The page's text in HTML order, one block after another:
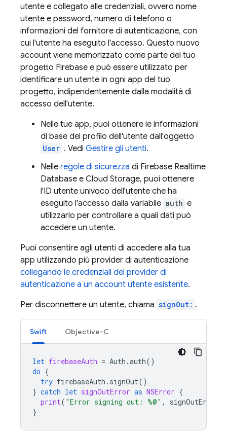
utente e collegato alle credenziali, ovvero nome
utente e password, numero di telefono o
informazioni del fornitore di autenticazione, con
cui l'utente ha eseguito l'accesso. Questo nuovo
account viene memorizzato come parte del tuo
progetto Firebase e può essere utilizzato per
identificare un utente in ogni app del tuo
progetto, indipendentemente dalla modalità di
accesso dell'utente.
Nelle tue app, puoi ottenere le informazioni
di base del profilo dell'utente dall'oggetto
User . Vedi Gestire gli utenti.
Nelle regole di sicurezza di Firebase Realtime
Database e Cloud Storage, puoi ottenere
l'ID utente univoco dell'utente che ha
eseguito l'accesso dalla variabile auth e
utilizzarlo per controllare a quali dati può
accedere un utente.
Puoi consentire agli utenti di accedere alla tua
app utilizzando più provider di autenticazione
collegando le credenziali del provider di
autenticazione a un account utente esistente.
Per disconnettere un utente, chiama signOut: .
Swift Objective-C
let firebaseAuth = Auth .auth()
do {
try firebaseAuth . signOut()
} catch let signOutError as NSError {
print( "Error signing out: %@" , signOutError
}